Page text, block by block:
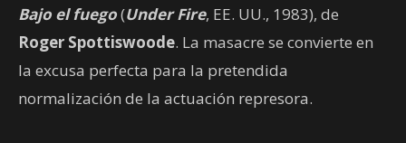
Bajo el fuego(Under Fire, EE. UU., 1983), de
Roger Spottiswoode. La masacre se convierte en
la excusa perfecta para la pretendida
normalización de la actuación represora.